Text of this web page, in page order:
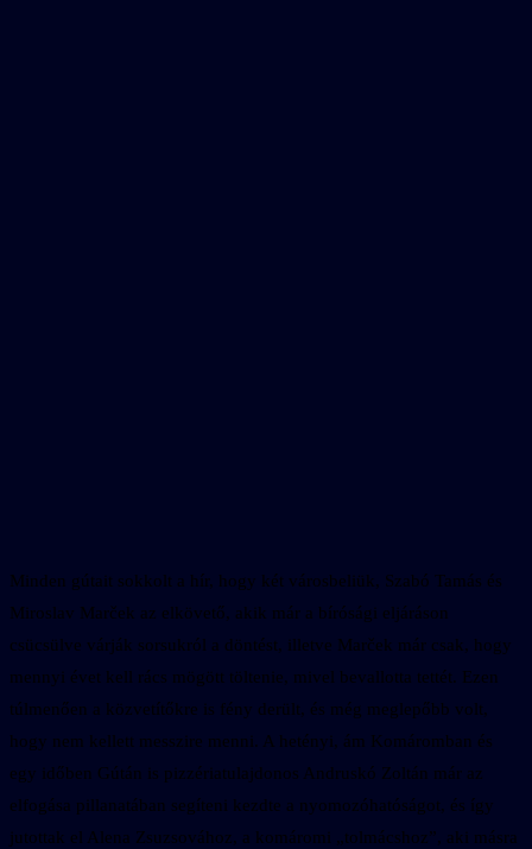
Minden gútait sokkolt a hír, hogy két városbeliük, Szabó Tamás és
Miroslav Marček az elkövető, akik már a bírósági eljáráson
csücsülve várják sorsukról a döntést, illetve Marček már csak, hogy
mennyi évet kell rács mögött töltenie, mivel bevallotta tettét. Ezen
túlmenően a közvetítőkre is fény derült, és még meglepőbb volt,
hogy nem kellett messzire menni. A hetényi, ám Komáromban és
egy időben Gútán is pizzériatulajdonos Andruskó Zoltán már az
elfogása pillanatában segíteni kezdte a nyomozóhatóságot, és így
jutottak el Alena Zsuzsovához, a komáromi „tolmácshoz”, aki másra